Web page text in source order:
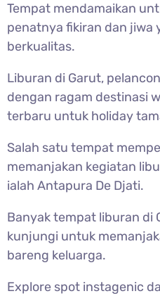
Tempat mendamaikan
penatnya fikiran dan jiwa
berkualitas.
Liburan di Garut,
dengan ragam destinasi
terbaru untuk holiday
Salah satu tempat
memanjakan kegiatan
ialah Antapura De Djati.
Banyak tempat liburan di
kunjungi untuk
bareng keluarga.
Explore spot instagenic